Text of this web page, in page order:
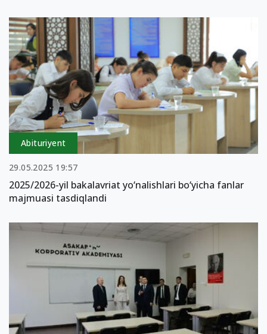
Abituriyent
29.05.2025 19:57
2025/2026-yil bakalavriat yo‘nalishlari bo‘yicha fanlar
majmuasi tasdiqlandi